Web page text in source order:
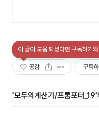
공감 구독
이 글이 도움 되셨다면 구독하기
'모두의계산기/프롬포터_19'